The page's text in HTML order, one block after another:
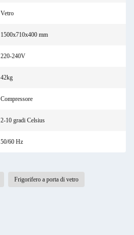
Vetro
1500x710x400 mm
220-240V
42kg
Compressore
2-10 gradi Celsius
50/60 Hz
Frigorifero a porta di vetro